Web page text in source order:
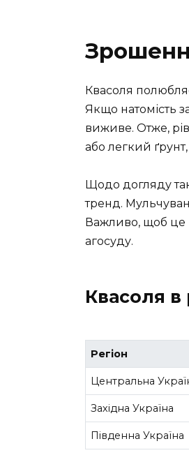
Квасоля
Якщо натомість
виживе. Отже,
або легкий
Щодо догляду
тренд.
Важливо, щоб це
агосуду.
Квасоля в
Регіон
Центральна
Західна Україна
Південна Україна